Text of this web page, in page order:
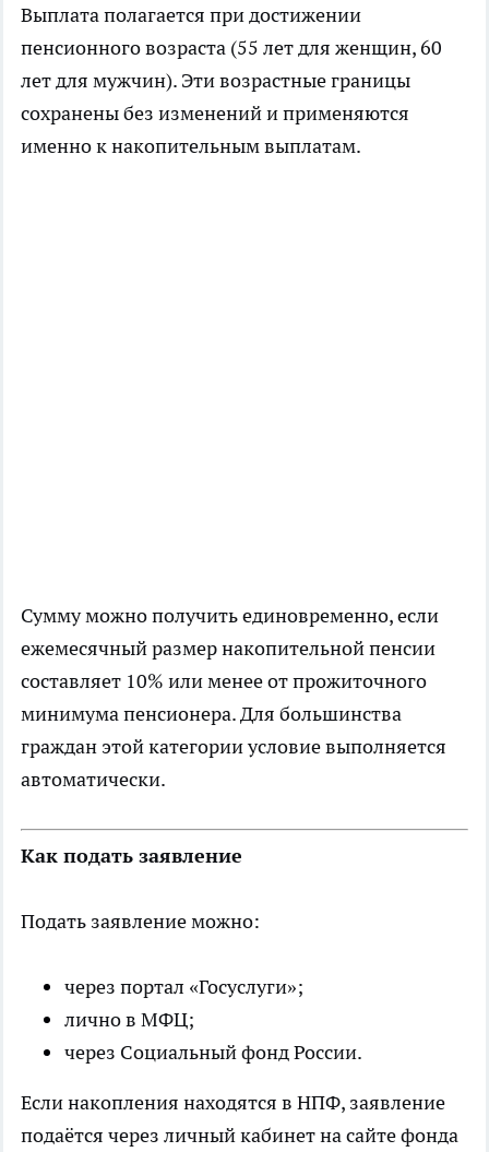
Выплата полагается при достижении
пенсионного возраста (55 лет для женщин, 60
лет для мужчин). Эти возрастные границы
сохранены без изменений и применяются
именно к накопительным выплатам.
Сумму можно получить единовременно, если
ежемесячный размер накопительной пенсии
составляет 10% или менее от прожиточного
минимума пенсионера. Для большинства
граждан этой категории условие выполняется
автоматически.
Как подать заявление
Подать заявление можно:
через портал «Госуслуги»;
лично в МФЦ;
через Социальный фонд России.
Если накопления находятся в НПФ, заявление
подаётся через личный кабинет на сайте фонда